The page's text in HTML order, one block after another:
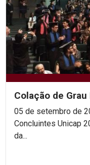
Colação de
05 de setembro de
Concluintes Unicap
da...